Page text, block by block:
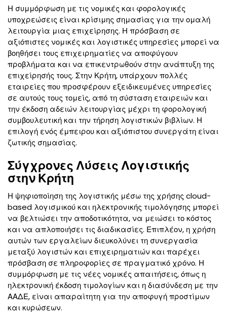
Η συμμόρφωση με τις νομικές και φορολογικές
υποχρεώσεις είναι κρίσιμης σημασίας για την ομαλή
λειτουργία μιας επιχείρησης. Η πρόσβαση σε
αξιόπιστες νομικές και λογιστικές υπηρεσίες μπορεί να
βοηθήσει τους επιχειρηματίες να αποφύγουν
προβλήματα και να επικεντρωθούν στην ανάπτυξη της
επιχείρησής τους. Στην Κρήτη, υπάρχουν πολλές
εταιρείες που προσφέρουν εξειδικευμένες υπηρεσίες
σε αυτούς τους τομείς, από τη σύσταση εταιρειών και
την έκδοση αδειών λειτουργίας μέχρι τη φορολογική
συμβουλευτική και την τήρηση λογιστικών βιβλίων. Η
επιλογή ενός έμπειρου και αξιόπιστου συνεργάτη είναι
ζωτικής σημασίας.
Σύγχρονες Λύσεις Λογιστικής
στην Κρήτη
Η ψηφιοποίηση της λογιστικής μέσω της χρήσης cloud-
based λογισμικού και ηλεκτρονικής τιμολόγησης μπορεί
να βελτιώσει την αποδοτικότητα, να μειώσει το κόστος
και να απλοποιήσει τις διαδικασίες. Επιπλέον, η χρήση
αυτών των εργαλείων διευκολύνει τη συνεργασία
μεταξύ λογιστών και επιχειρηματιών και παρέχει
πρόσβαση σε πληροφορίες σε πραγματικό χρόνο. Η
συμμόρφωση με τις νέες νομικές απαιτήσεις, όπως η
ηλεκτρονική έκδοση τιμολογίων και η διασύνδεση με την
ΑΑΔΕ, είναι απαραίτητη για την αποφυγή προστίμων
και κυρώσεων.